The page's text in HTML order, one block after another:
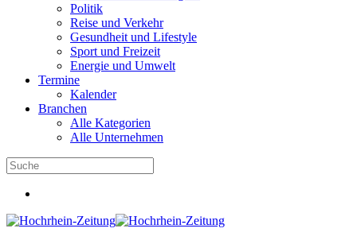
Politik
Reise und Verkehr
Gesundheit und Lifestyle
Sport und Freizeit
Energie und Umwelt
Termine
Kalender
Branchen
Alle Kategorien
Alle Unternehmen